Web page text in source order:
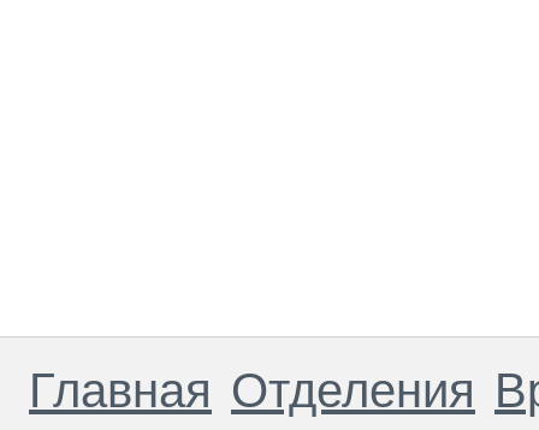
Главная Отделения